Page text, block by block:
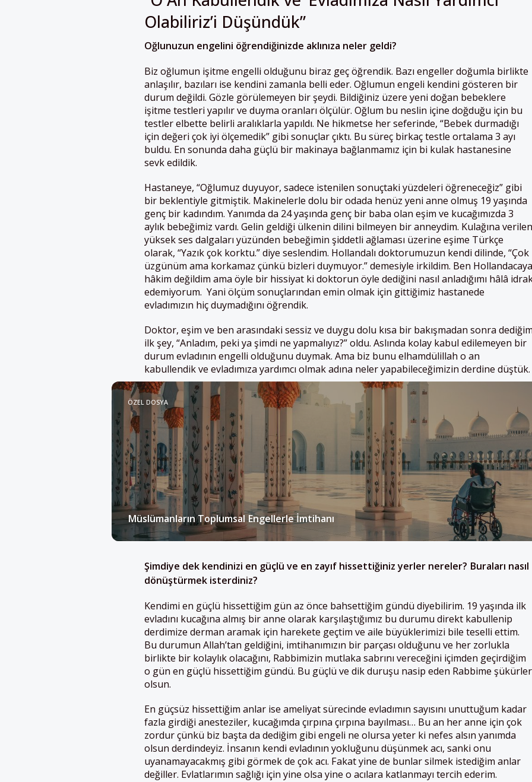
Olabiliriz’i Düşündük”
Oğlunuzun engelini öğrendiğinizde aklınıza neler geldi?
Biz oğlumun işitme engelli olduğunu biraz geç öğrendik. Bazı engeller doğumla birlikte
anlaşılır, bazıları ise kendini zamanla belli eder. Oğlumun engeli kendini gösteren bir
durum değildi. Gözle görülemeyen bir şeydi. Bildiğiniz üzere yeni doğan bebeklere
işitme testleri yapılır ve duyma oranları ölçülür. Oğlum bu neslin içine doğduğu için bu
testler elbette belirli aralıklarla yapıldı. Ne hikmetse her seferinde, “Bebek durmadığı
için değeri çok iyi ölçemedik” gibi sonuçlar çıktı. Bu süreç birkaç testle ortalama 3 ayı
buldu. En sonunda daha güçlü bir makinaya bağlanmamız için bi kulak hastanesine
sevk edildik.
Hastaneye, “Oğlumuz duyuyor, sadece istenilen sonuçtaki yüzdeleri öğreneceğiz” gibi
bir beklentiyle gitmiştik. Makinelerle dolu bir odada henüz yeni anne olmuş 19 yaşında
genç bir kadındım. Yanımda da 24 yaşında genç bir baba olan eşim ve kucağımızda 3
aylık bebeğimiz vardı. Gelin geldiği ülkenin dilini bilmeyen bir anneydim. Kulağına verilen
yüksek ses dalgaları yüzünden bebeğimin şiddetli ağlaması üzerine eşime Türkçe
olarak, “Yazık çok korktu.” diye seslendim. Hollandalı doktorumuzun kendi dilinde, “Çok
üzgünüm ama korkamaz çünkü bizleri duymuyor.” demesiyle irkildim. Ben Hollandacaya
hâkim değildim ama öyle bir hissiyat ki doktorun öyle dediğini nasıl anladığımı hâlâ
edemiyorum. Yani ölçüm sonuçlarından emin olmak için gittiğimiz hastanede
evladımızın hiç duymadığını öğrendik.
Doktor, eşim ve ben arasındaki sessiz ve duygu dolu kısa bir bakışmadan sonra
ilk şey, “Anladım, peki ya şimdi ne yapmalıyız?” oldu. Aslında kolay kabul edilemeyen bir
durum evladının engelli olduğunu duymak. Ama biz bunu elhamdülillah o an
kabullendik ve evladımıza yardımcı olmak adına neler yapabileceğimizin derdine düştük.
ÖZEL DOSYA
Müslümanların Toplumsal Engellerle İmtihanı
Şimdiye dek kendinizi en güçlü ve en zayıf hissettiğiniz yerler nereler? Buraları nasıl
dönüştürmek isterdiniz?
Kendimi en güçlü hissettiğim gün az önce bahsettiğim gündü diyebilirim. 19 yaşında ilk
evladını kucağına almış bir anne olarak karşılaştığımız bu durumu direkt kabullenip
derdimize derman aramak için harekete geçtim ve aile büyüklerimizi bile teselli ettim.
Bu durumun Allah’tan geldiğini, imtihanımızın bir parçası olduğunu ve her zorlukla
birlikte bir kolaylık olacağını, Rabbimizin mutlaka sabrını vereceğini içimden geçirdiğim
o gün en güçlü hissettiğim gündü. Bu güçlü ve dik duruşu nasip eden Rabbime şükürler
olsun.
En güçsüz hissettiğim anlar ise ameliyat sürecinde evladımın sayısını unuttuğum kadar
fazla girdiği anesteziler, kucağımda çırpına çırpına bayılması… Bu an her anne için çok
zordur çünkü biz başta da dediğim gibi engeli ne olursa yeter ki nefes alsın yanımda
olsun derdindeyiz. İnsanın kendi evladının yokluğunu düşünmek acı, sanki onu
uyanamayacakmış gibi görmek de çok acı. Fakat yine de bunlar silmek istediğim anlar
değiller. Evlatlarımın sağlığı için yine olsa yine o acılara katlanmayı tercih ederim.